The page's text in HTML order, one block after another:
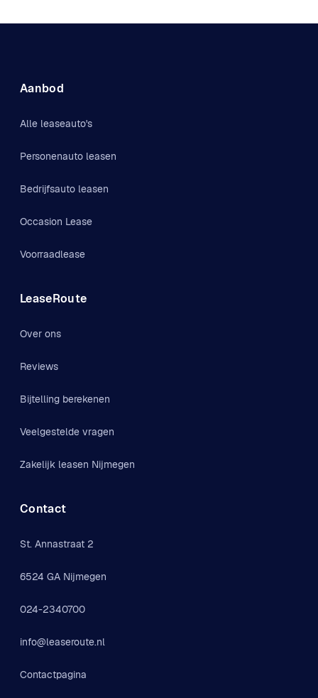
Aanbod
Alle leaseauto's
Personenauto leasen
Bedrijfsauto leasen
Occasion Lease
Voorraadlease
LeaseRoute
Over ons
Reviews
Bijtelling berekenen
Veelgestelde vragen
Zakelijk leasen Nijmegen
Contact
St. Annastraat 2
6524 GA Nijmegen
024-2340700
info@leaseroute.nl
Contactpagina